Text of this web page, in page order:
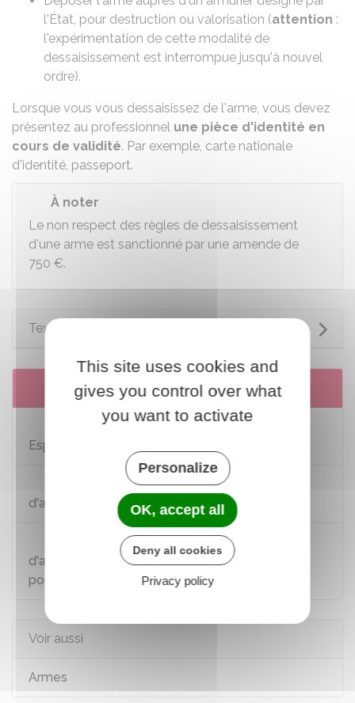
l'État, pour destruction ou valorisation (attention :
l'expérimentation de cette modalité de
dessaisissement est interrompue jusqu'à nouvel
ordre).
Lorsque vous vous dessaisissez de l'arme, vous devez
présentez au professionnel une pièce d'identité en
cours de validité. Par exemple, carte nationale
d'identité, passeport.
À noter
Le non respect des règles de dessaisissement
d'une arme est sanctionné par une amende de
750 €.
Textes de référence
Services en ligne et formulaires
Système d'information sur les armes (SIA) -
Espace détenteurs
Déclaration d'abandon par un particulier
d'arme et de munitions à l'Etat
Arme de catégorie C - Déclaration
d'acquisition, vente, cession ou mise en
possession
Voir aussi
Armes
This site uses cookies and
gives you control over what
you want to activate
Personalize
OK, accept all
Deny all cookies
Privacy policy